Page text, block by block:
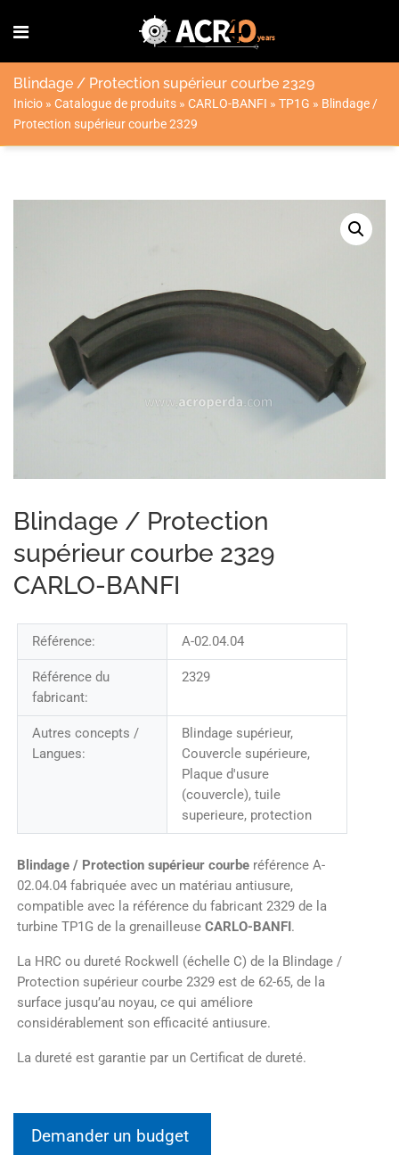
Blindage / Protection supérieur courbe 2329
Inicio » Catalogue de produits » CARLO-BANFI » TP1G » Blindage /
Protection supérieur courbe 2329
Blindage / Protection
supérieur courbe 2329
CARLO-BANFI
Référence: A-02.04.04
Référence du
fabricant:
2329
Autres concepts /
Langues:
Blindage supérieur,
Couvercle supérieure,
Plaque d'usure
(couvercle), tuile
superieure, protection
Blindage / Protection supérieur courbe référence A-
02.04.04 fabriquée avec un matériau antiusure,
compatible avec la référence du fabricant 2329 de la
turbine TP1G de la grenailleuse CARLO-BANFI .
La HRC ou dureté Rockwell (échelle C) de la Blindage /
Protection supérieur courbe 2329 est de 62-65, de la
surface jusqu’au noyau, ce qui améliore
considérablement son efficacité antiusure.
La dureté est garantie par un Certificat de dureté.
Demander un budget